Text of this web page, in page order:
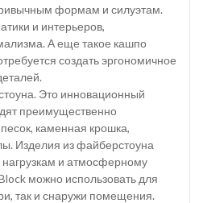
формам и силуэтам.
и интерьеров,
А еще такое кашпо
создать эргономичное
Это инновационный
преимущественно
каменная крошка,
Изделия из файберстоуна
и атмосферному
можно использовать для
так и снаружи помещения.